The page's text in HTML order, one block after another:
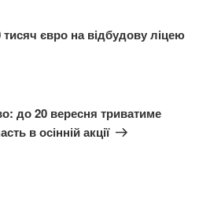
євро на відбудову ліцею
до 20 вересня триватиме
в осінній акції